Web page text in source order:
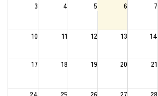
3 4 5 6 7
10 11 12 13 14
17 18 19 20 21